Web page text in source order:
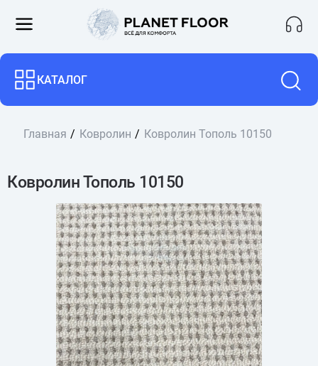
КАТАЛОГ
Главная Ковролин Ковролин Тополь 10150
Ковролин Тополь 10150